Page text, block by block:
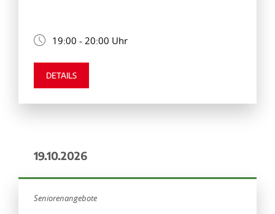
19:00 - 20:00 Uhr
DETAILS
19.10.2026
Seniorenangebote